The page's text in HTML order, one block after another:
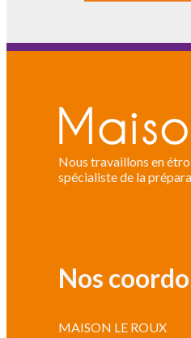
Nous travaillons en
spécialiste de la
Nos
MAISON LE ROUX